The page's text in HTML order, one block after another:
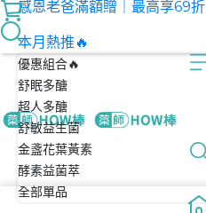
感恩老爸滿額贈｜最高享69折
本月熱推🔥
優惠組合🔥
舒眠多醣
超人多醣
舒敏益生菌
金盞花葉黃素
酵素益菌萃
全部單品